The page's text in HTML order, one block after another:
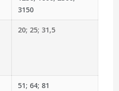
3150
20; 25; 31,5
51; 64; 81